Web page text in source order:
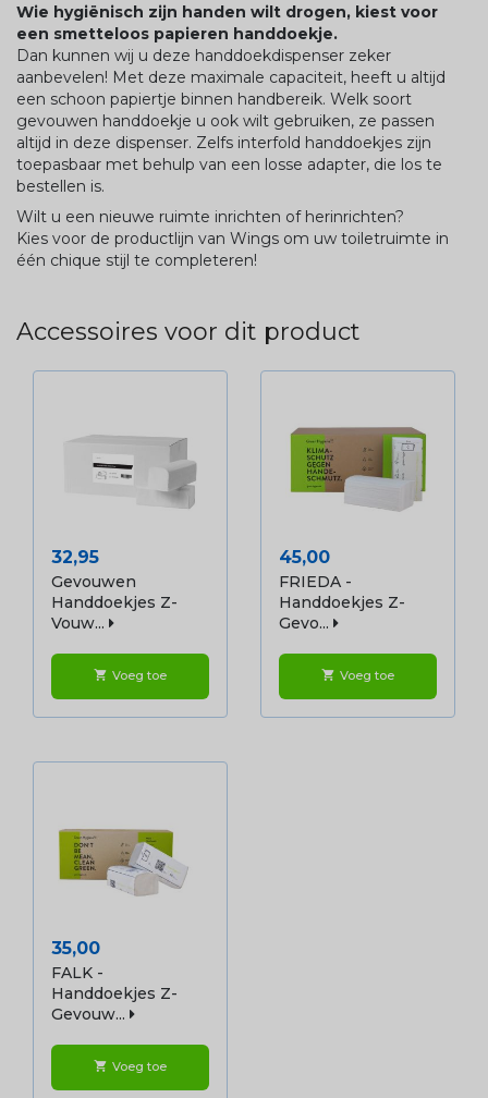
Wie hygiënisch zijn handen wilt drogen, kiest voor
een smetteloos papieren handdoekje.
Dan kunnen wij u deze handdoekdispenser zeker
aanbevelen! Met deze maximale capaciteit, heeft u altijd
een schoon papiertje binnen handbereik. Welk soort
gevouwen handdoekje u ook wilt gebruiken, ze passen
altijd in deze dispenser. Zelfs interfold handdoekjes zijn
toepasbaar met behulp van een losse adapter, die los te
bestellen is.
Wilt u een nieuwe ruimte inrichten of herinrichten?
Kies voor de productlijn van Wings om uw toiletruimte in
één chique stijl te completeren!
Accessoires voor dit product
Prijs
32,95
Gevouwen
Handdoekjes Z-
Vouw...
shopping_cart Voeg toe
Prijs
45,00
FRIEDA -
Handdoekjes Z-
Gevo...
shopping_cart Voeg toe
Prijs
35,00
FALK -
Handdoekjes Z-
Gevouw...
shopping_cart Voeg toe